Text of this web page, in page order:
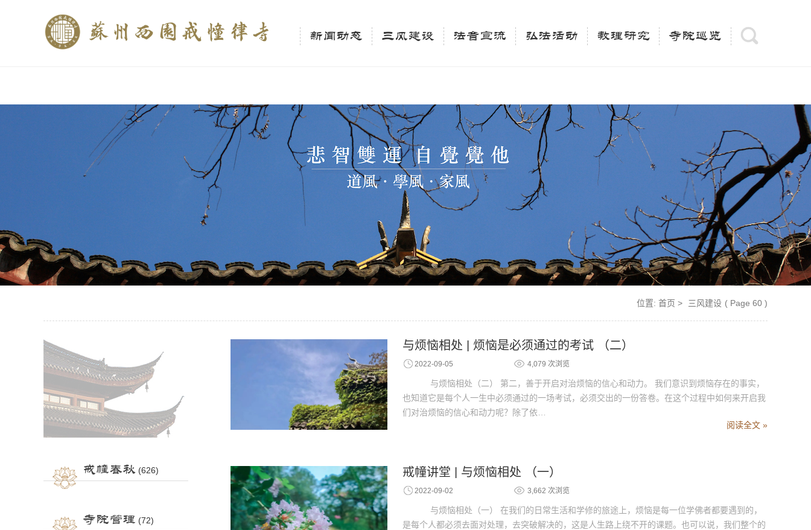
$description = category_description(); } elseif (is_tag()){ $keywords = single_tag_title('', false); $description = tag_description(); } $keywords = trim(strip_tags($keywords)); $description =
trim(strip_tags($description)); ?>
新闻动态 三风建设 法音宣流 弘法活动 教理研究 寺院巡览
位置: 首页 > 三风建设 ( Page 60 )
戒幢春秋 (626)
寺院管理 (72)
与烦恼相处 | 烦恼是必须通过的考试 （二）
2022-09-05 4,079 次浏览
与烦恼相处（二） 第二，善于开启对治烦恼的信心和动力。 我们意识到烦恼存在的事实，
也知道它是每个人一生中必须通过的一场考试，必须交出的一份答卷。在这个过程中如何来开启我
们对治烦恼的信心和动力呢？除了依…
阅读全文 »
戒幢讲堂 | 与烦恼相处 （一）
2022-09-02 3,662 次浏览
与烦恼相处（一） 在我们的日常生活和学修的旅途上，烦恼是每一位学佛者都要遇到的，
是每个人都必须去面对处理，去突破解决的，这是人生路上绕不开的课题。也可以说，我们整个的